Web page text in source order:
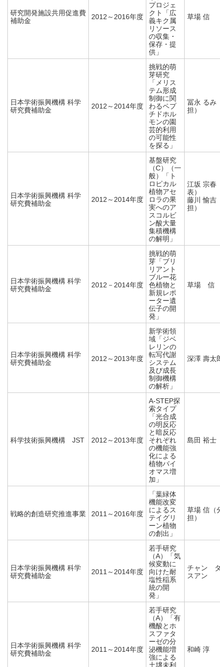
研究開発施設共用促進費
補助金
2012～2016年度
プロジェ
クト「広
義キク属
リソース
の収集・
保存・提
供」
草場 信
日本学術振興機構 科学
研究費補助金
2012～2014年度
挑戦的萌
芽研究
「メリス
テム形成
制御に関
わるペプ
チドホル
モンの園
芸的利用
の可能性
を探る」
冨永 るみ
担）
日本学術振興機構 科学
研究費補助金
2012～2014年度
基盤研究
（C）（一
般）「ト
ロピカル
植物アセ
ロラの果
実へのア
スコルビ
ン酸大量
集積機構
の解明」
江坂 宗春
表）
藤川 愉吉
担）
日本学術振興機構 科学
研究費補助金
2012－2014年度
挑戦的萌
芽「ブリ
リアント
ブルー花
色植物と
新規レポ
ーター遺
伝子の開
発」
草場 信
日本学術振興機構 科学
研究費補助金
2012～2013年度
新学術領
域「ジベ
レリンの
転写代謝
システム
及び成長
制御機構
の解析」
深澤 壽太
科学技術振興機構 JST 2012～2013年度
A-STEP探
索タイプ
「光合成
の明反応
と暗反応
それぞれ
の機能強
化による
植物バイ
オマス増
加」
島田 裕士
戦略的創造研究推進事業 2011～2016年度
「葉緑体
機能改変
によるス
テイグリ
ーン植物
の創出」
草場 信（
担）
日本学術振興機構 科学
研究費補助金
2011～2014年度
若手研究
（A）「気
候変動に
向けた耐
塩性稲系
統の開
発」
チャン
スアン
日本学術振興機構 科学
研究費補助金
2011～2014年度
若手研究
（A）「有
機酸とホ
スファタ
ーゼの分
泌機能増
強による
土壌未利
和崎 淳